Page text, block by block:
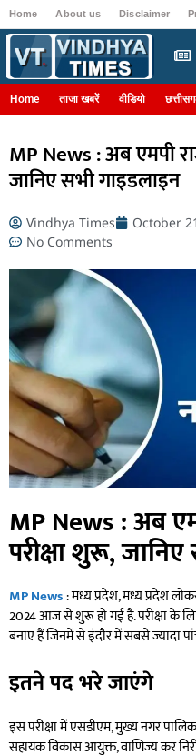
Home About us Disclaimer
Home ताजा खबरें वीडियो
MP News : अब एमपी
जानिए सभी गाइडलाइन
Vindhya Times October
No Comments
MP News : अब
परीक्षा शुरू,
MP News: मध्य प्रदेश, मध्य प्रदेश
2024 आज से शुरू हो गई है. परीक्षा के
बनाए हैं जिनमें से इंदौर में सबसे ज्यादा
इतने पद भरे जाएंगे
इस परीक्षा में एसडीएम, मुख्य नगर
सहायक विकास आयुक्त, वाणिज्य कर